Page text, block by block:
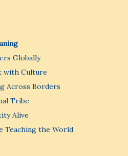
Globally
with Culture
Across Borders
Tribe
Alive
Teaching the World